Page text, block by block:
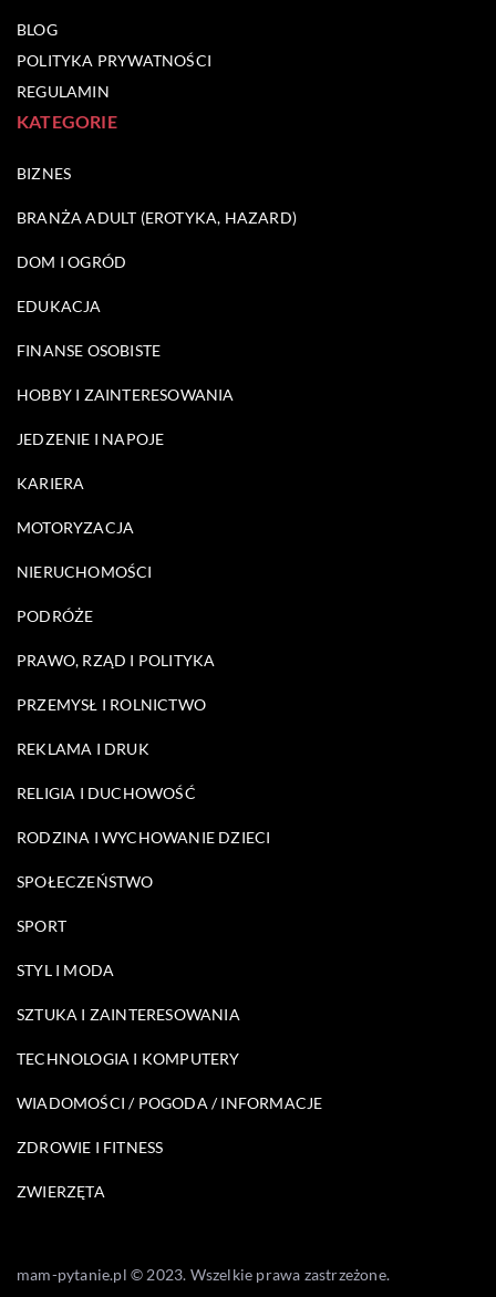
BLOG
POLITYKA PRYWATNOŚCI
REGULAMIN
KATEGORIE
BIZNES
BRANŻA ADULT (EROTYKA, HAZARD)
DOM I OGRÓD
EDUKACJA
FINANSE OSOBISTE
HOBBY I ZAINTERESOWANIA
JEDZENIE I NAPOJE
KARIERA
MOTORYZACJA
NIERUCHOMOŚCI
PODRÓŻE
PRAWO, RZĄD I POLITYKA
PRZEMYSŁ I ROLNICTWO
REKLAMA I DRUK
RELIGIA I DUCHOWOŚĆ
RODZINA I WYCHOWANIE DZIECI
SPOŁECZEŃSTWO
SPORT
STYL I MODA
SZTUKA I ZAINTERESOWANIA
TECHNOLOGIA I KOMPUTERY
WIADOMOŚCI / POGODA / INFORMACJE
ZDROWIE I FITNESS
ZWIERZĘTA
mam-pytanie.pl © 2023. Wszelkie prawa zastrzeżone.